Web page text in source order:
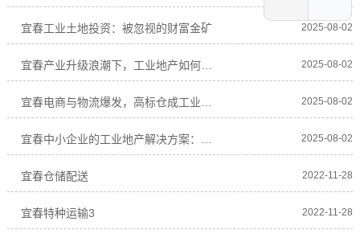
宜春工业土地投资：被忽视的财富金矿 2025-08-02
宜春产业升级浪潮下，工业地产如何赋能企业高质 2025-08-02
2025-08-02
2025-08-02
宜春仓储配送 2022-11-28
宜春特种运输3 2022-11-28